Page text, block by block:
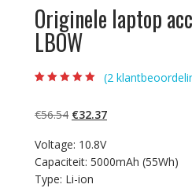
Originele laptop
LBOW
gebaseerd op
klantbeoordelinge
(2
€56.54 Oorspronkelijke
was:
€56.54.
€32.37Huidige
€32.37.
Voltage: 10.8V
Capaciteit: 5000mAh (55Wh)
Type: Li-ion